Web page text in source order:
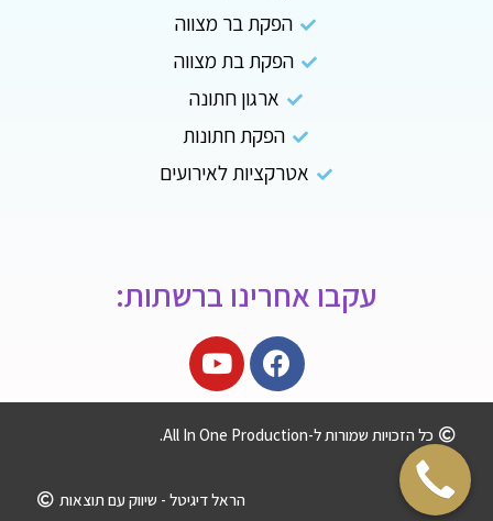
הפקת בר מצווה
הפקת בת מצווה
ארגון חתונה
הפקת חתונות
אטרקציות לאירועים
עקבו אחרינו ברשתות:
כל הזכויות שמורות ל-All In One Production.
הראל דיגיטל - שיווק עם תוצאות